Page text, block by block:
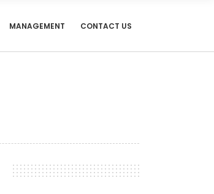
MANAGEMENT CONTACT US